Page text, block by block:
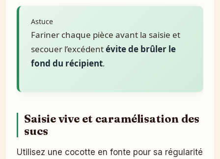
Astuce
Fariner chaque pièce avant la saisie et
secouer l’excédentévite de brûler le
fond du récipient.
Saisie vive et caramélisation des
sucs
Utilisez une cocotte en fonte pour sa régularité